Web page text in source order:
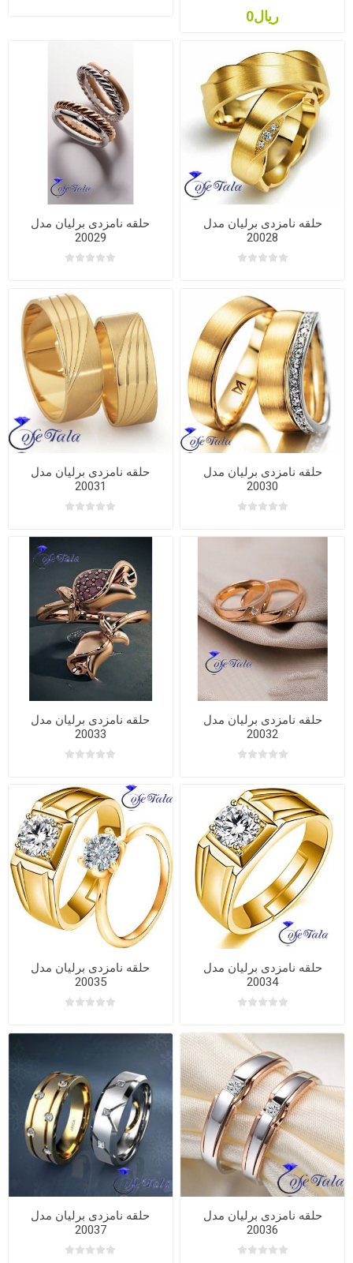
ریال0
حلقه نامزدی برلیان مدل
20028
حلقه نامزدی برلیان مدل
20029
حلقه نامزدی برلیان مدل
20030
حلقه نامزدی برلیان مدل
20031
حلقه نامزدی برلیان مدل
20032
حلقه نامزدی برلیان مدل
20033
حلقه نامزدی برلیان مدل
20034
حلقه نامزدی برلیان مدل
20035
حلقه نامزدی برلیان مدل
20036
حلقه نامزدی برلیان مدل
20037